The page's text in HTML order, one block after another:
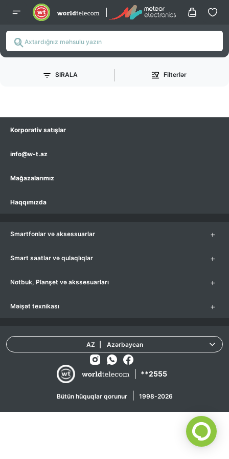
SIRALA Filterlər
Korporativ satışlar
info@w-t.az
Mağazalarımız
Haqqımızda
Smartfonlar və aksessuarlar +
Smart saatlar və qulaqlıqlar +
Notbuk, Planşet və akssesuarları +
Məişət texnikası +
**2555
Bütün hüquqlar qorunur 1998-2026
AZ Azərbaycan